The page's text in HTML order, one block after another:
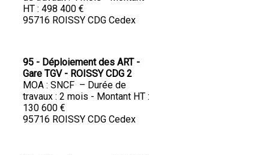
HT : 498 400 €
95716 ROISSY CDG Cedex
95 - Déploiement des ART -
Gare TGV - ROISSY CDG 2
MOA : SNCF – Durée de
travaux : 2 mois - Montant HT :
130 600 €
95716 ROISSY CDG Cedex